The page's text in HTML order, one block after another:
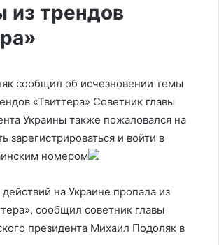
из трендов
сообщил об исчезновении темы
«Твиттера» Советник главы
Украины также пожаловался на
зарегистрироваться и войти в
номером
на Украине пропала из
сообщил советник главы
президента Михаил Подоляк в